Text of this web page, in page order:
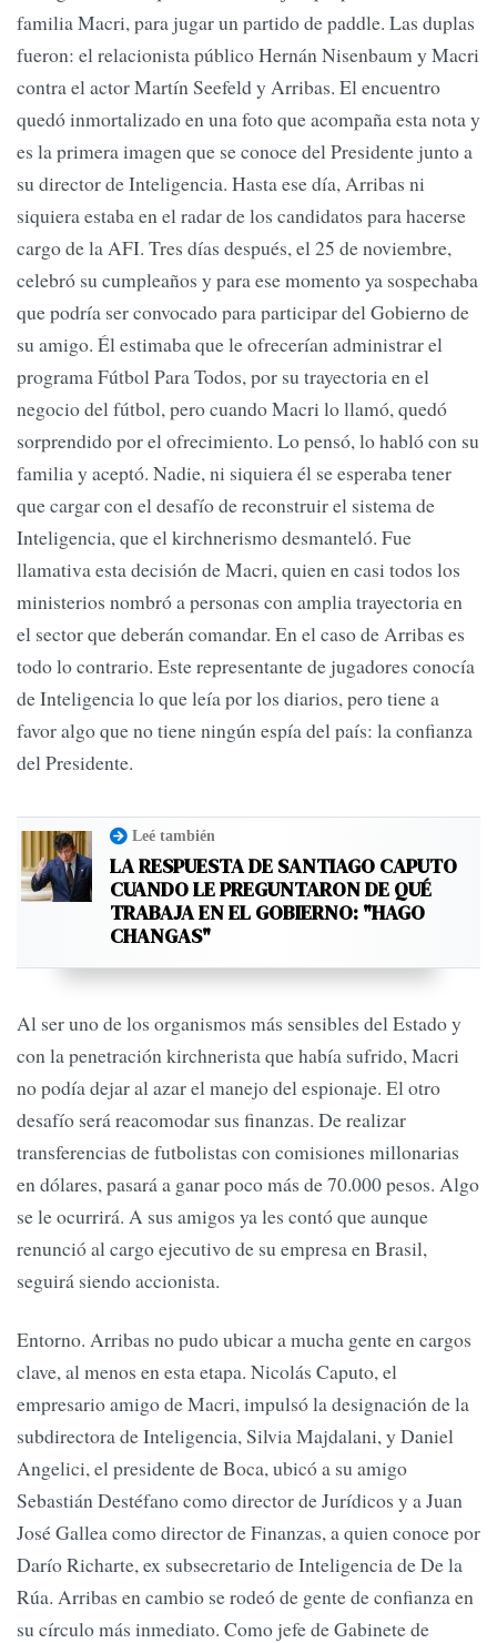
familia Macri, para jugar un partido de paddle. Las duplas
fueron: el relacionista público Hernán Nisenbaum y Macri
contra el actor Martín Seefeld y Arribas. El encuentro
quedó inmortalizado en una foto que acompaña esta nota y
es la primera imagen que se conoce del Presidente junto a
su director de Inteligencia. Hasta ese día, Arribas ni
siquiera estaba en el radar de los candidatos para hacerse
cargo de la AFI. Tres días después, el 25 de noviembre,
celebró su cumpleaños y para ese momento ya sospechaba
que podría ser convocado para participar del Gobierno de
su amigo. Él estimaba que le ofrecerían administrar el
programa Fútbol Para Todos, por su trayectoria en el
negocio del fútbol, pero cuando Macri lo llamó, quedó
sorprendido por el ofrecimiento. Lo pensó, lo habló con su
familia y aceptó. Nadie, ni siquiera él se esperaba tener
que cargar con el desafío de reconstruir el sistema de
Inteligencia, que el kirchnerismo desmanteló. Fue
llamativa esta decisión de Macri, quien en casi todos los
ministerios nombró a personas con amplia trayectoria en
el sector que deberán comandar. En el caso de Arribas es
todo lo contrario. Este representante de jugadores conocía
de Inteligencia lo que leía por los diarios, pero tiene a
favor algo que no tiene ningún espía del país: la confianza
del Presidente.
Leé también
LA RESPUESTA DE SANTIAGO CAPUTO
CUANDO LE PREGUNTARON DE QUÉ
TRABAJA EN EL GOBIERNO: "HAGO
CHANGAS"
Al ser uno de los organismos más sensibles del Estado y
con la penetración kirchnerista que había sufrido, Macri
no podía dejar al azar el manejo del espionaje. El otro
desafío será reacomodar sus finanzas. De realizar
transferencias de futbolistas con comisiones millonarias
en dólares, pasará a ganar poco más de 70.000 pesos. Algo
se le ocurrirá. A sus amigos ya les contó que aunque
renunció al cargo ejecutivo de su empresa en Brasil,
seguirá siendo accionista.
Entorno. Arribas no pudo ubicar a mucha gente en cargos
clave, al menos en esta etapa. Nicolás Caputo, el
empresario amigo de Macri, impulsó la designación de la
subdirectora de Inteligencia, Silvia Majdalani, y Daniel
Angelici, el presidente de Boca, ubicó a su amigo
Sebastián Destéfano como director de Jurídicos y a Juan
José Gallea como director de Finanzas, a quien conoce por
Darío Richarte, ex subsecretario de Inteligencia de De la
Rúa. Arribas en cambio se rodeó de gente de confianza en
su círculo más inmediato. Como jefe de Gabinete de